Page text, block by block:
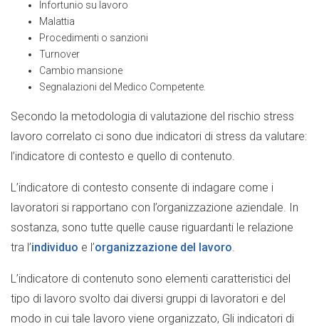
Infortunio su lavoro
Malattia
Procedimenti o sanzioni
Turnover
Cambio mansione
Segnalazioni del Medico Competente.
Secondo la metodologia di valutazione del rischio stress
lavoro correlato ci sono due indicatori di stress da valutare:
l’indicatore di contesto e quello di contenuto.
L’indicatore di contesto consente di indagare come i
lavoratori si rapportano con l’organizzazione aziendale. In
sostanza, sono tutte quelle cause riguardanti le relazione
tra l’individuo e l’organizzazione del lavoro.
L’indicatore di contenuto sono elementi caratteristici del
tipo di lavoro svolto dai diversi gruppi di lavoratori e del
modo in cui tale lavoro viene organizzato, Gli indicatori di